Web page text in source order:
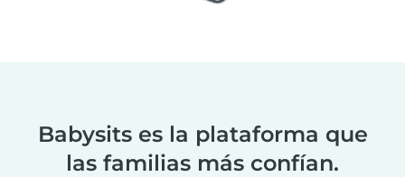
Babysits es la plataforma que
las familias más confían.